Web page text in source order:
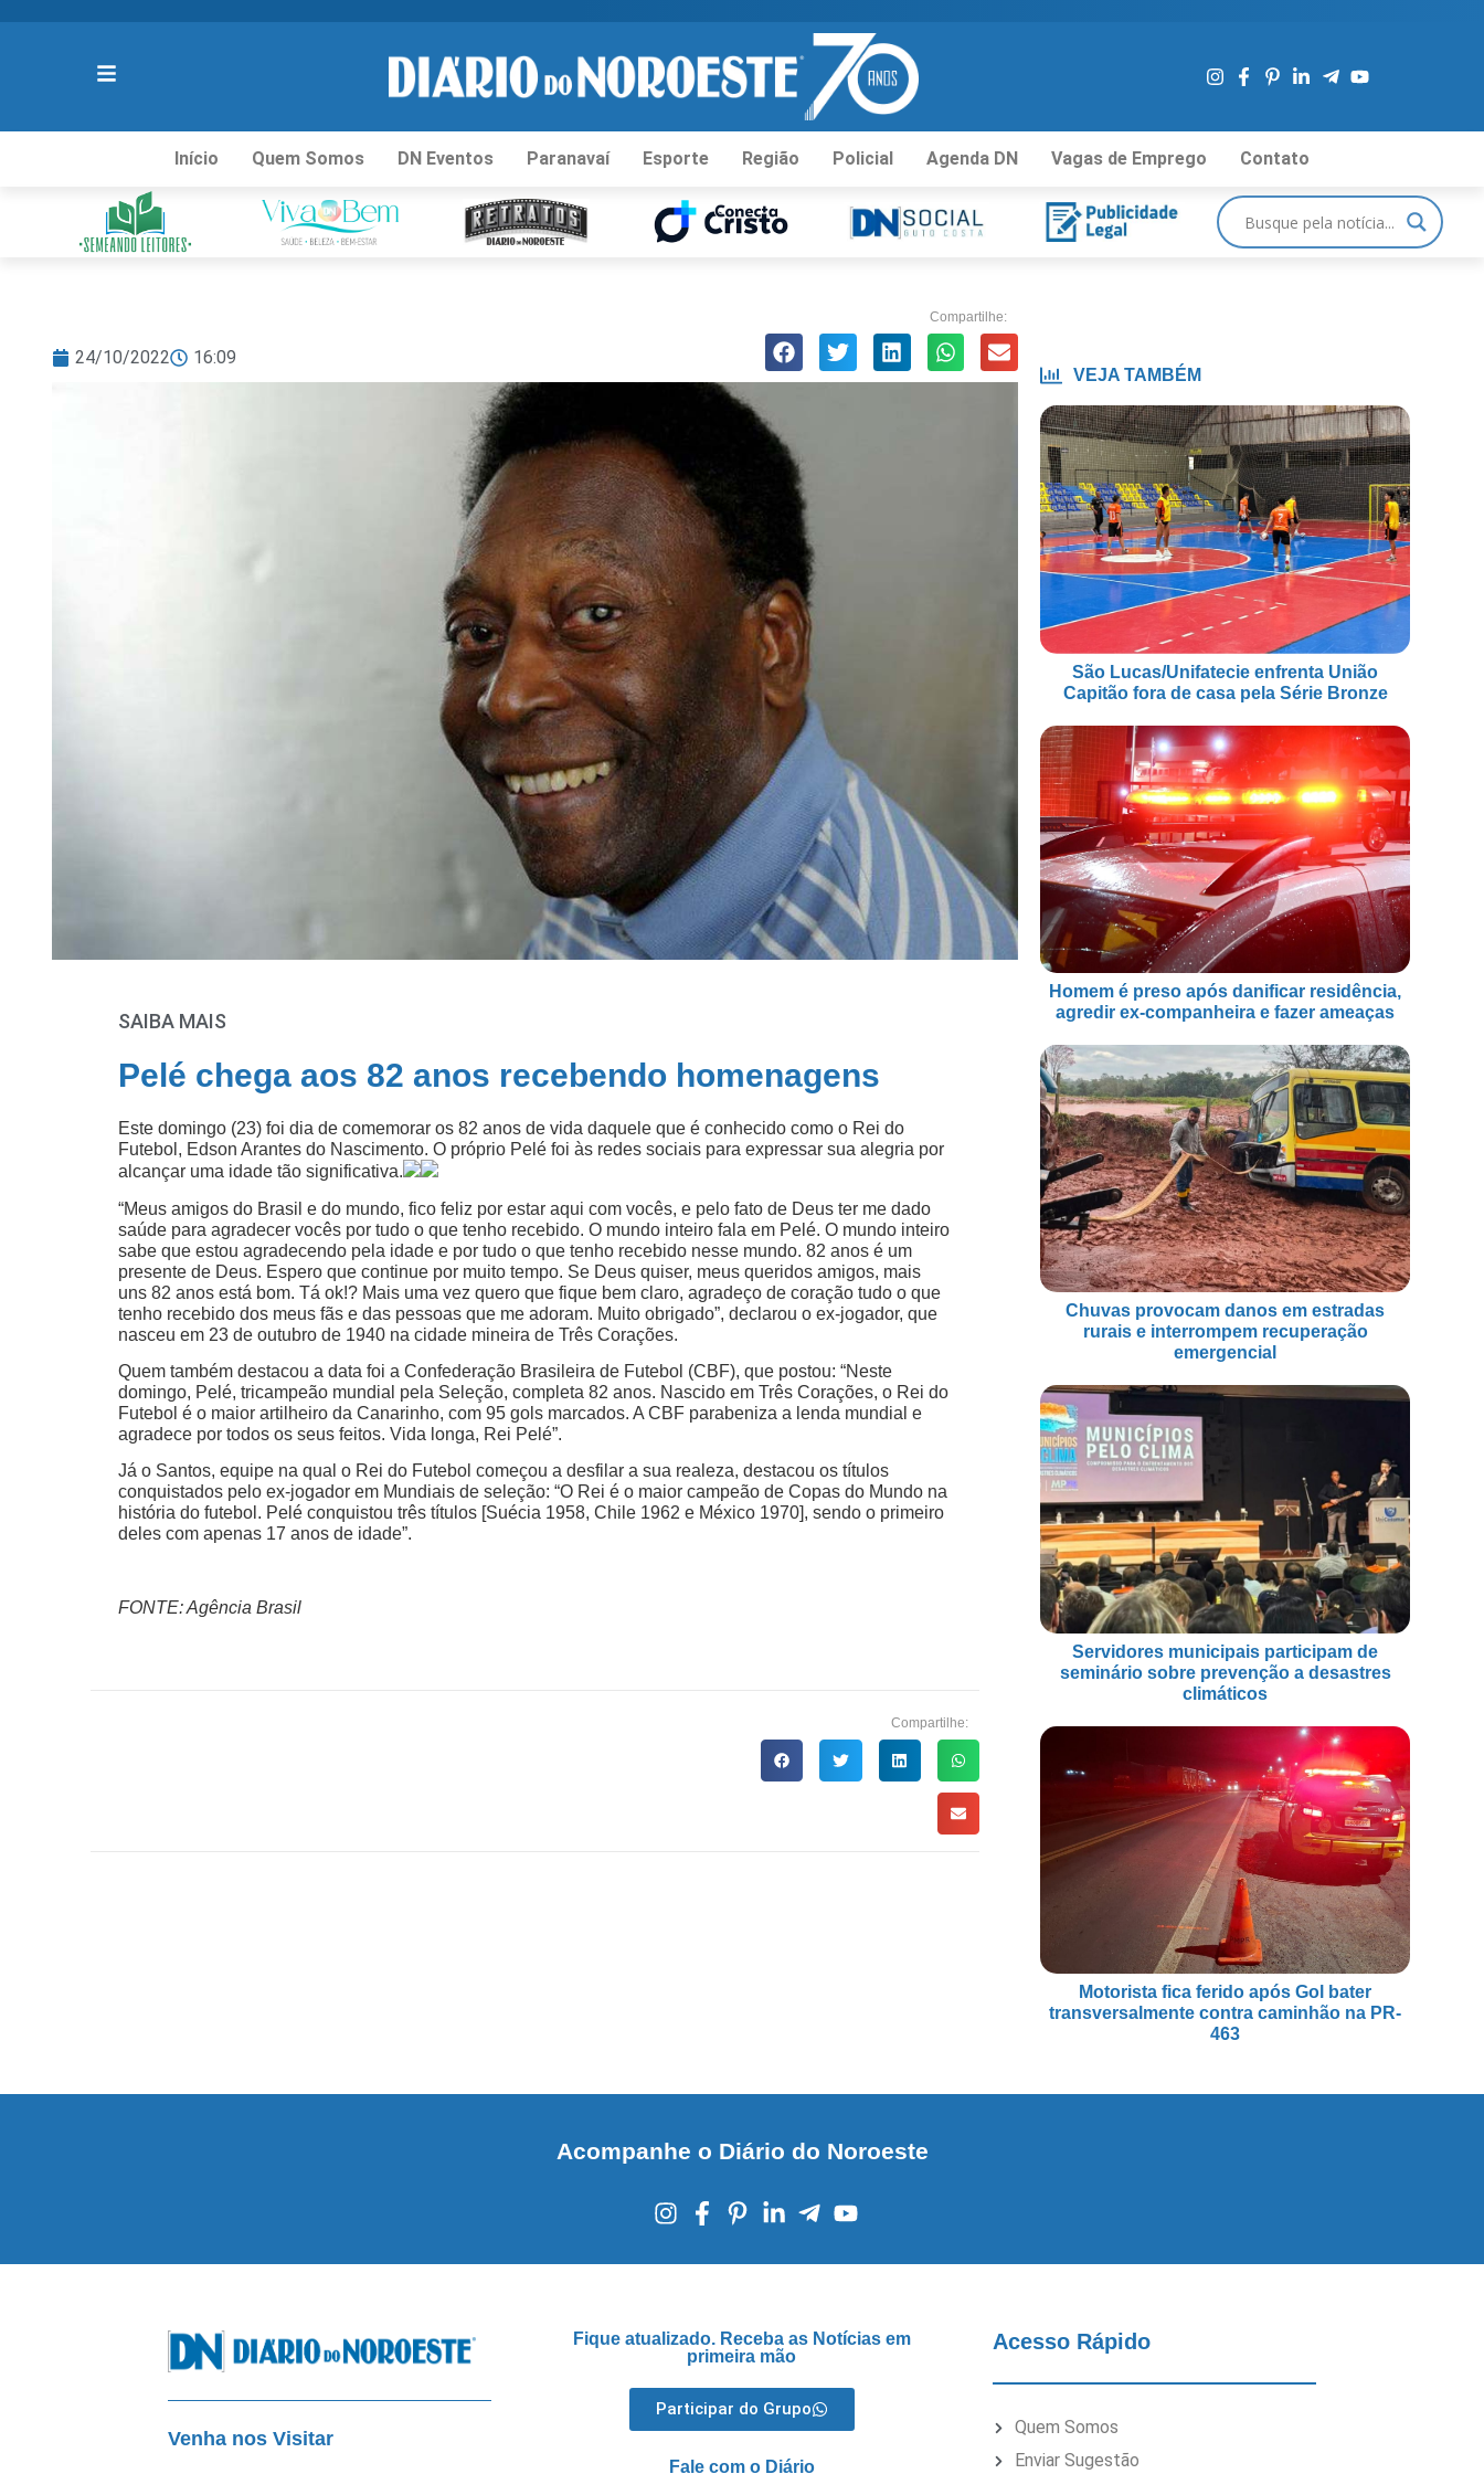
Início Quem Somos DN Eventos Paranavaí Esporte Região Policial Agenda DN Vagas de Emprego Contato
24/10/2022 16:09
Compartilhe:
SAIBA MAIS
Pelé chega aos 82 anos recebendo homenagens
Este domingo (23) foi dia de comemorar os 82 anos de vida daquele que é conhecido como o Rei do
Futebol, Edson Arantes do Nascimento. O próprio Pelé foi às redes sociais para expressar sua alegria por
alcançar uma idade tão significativa.
“Meus amigos do Brasil e do mundo, fico feliz por estar aqui com vocês, e pelo fato de Deus ter me dado
saúde para agradecer vocês por tudo o que tenho recebido. O mundo inteiro fala em Pelé. O mundo inteiro
sabe que estou agradecendo pela idade e por tudo o que tenho recebido nesse mundo. 82 anos é um
presente de Deus. Espero que continue por muito tempo. Se Deus quiser, meus queridos amigos, mais
uns 82 anos está bom. Tá ok!? Mais uma vez quero que fique bem claro, agradeço de coração tudo o que
tenho recebido dos meus fãs e das pessoas que me adoram. Muito obrigado”, declarou o ex-jogador, que
nasceu em 23 de outubro de 1940 na cidade mineira de Três Corações.
Quem também destacou a data foi a Confederação Brasileira de Futebol (CBF), que postou: “Neste
domingo, Pelé, tricampeão mundial pela Seleção, completa 82 anos. Nascido em Três Corações, o Rei do
Futebol é o maior artilheiro da Canarinho, com 95 gols marcados. A CBF parabeniza a lenda mundial e
agradece por todos os seus feitos. Vida longa, Rei Pelé”.
Já o Santos, equipe na qual o Rei do Futebol começou a desfilar a sua realeza, destacou os títulos
conquistados pelo ex-jogador em Mundiais de seleção: “O Rei é o maior campeão de Copas do Mundo na
história do futebol. Pelé conquistou três títulos [Suécia 1958, Chile 1962 e México 1970], sendo o primeiro
deles com apenas 17 anos de idade”.
FONTE: Agência Brasil
Compartilhe:
VEJA TAMBÉM
São Lucas/Unifatecie enfrenta União
Capitão fora de casa pela Série Bronze
Homem é preso após danificar residência,
agredir ex-companheira e fazer ameaças
Chuvas provocam danos em estradas
rurais e interrompem recuperação
emergencial
Servidores municipais participam de
seminário sobre prevenção a desastres
climáticos
Motorista fica ferido após Gol bater
transversalmente contra caminhão na PR-
463
Acompanhe o Diário do Noroeste
Venha nos Visitar
Fique atualizado. Receba as Notícias em
primeira mão
Participar do Grupo
Fale com o Diário
Acesso Rápido
Quem Somos
Enviar Sugestão